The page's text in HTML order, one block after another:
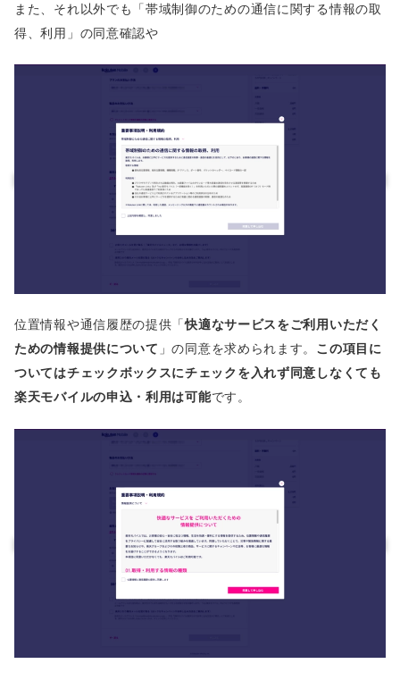
また、それ以外でも「帯域制御のための通信に関する情報の取
得、利用」の同意確認や
位置情報や通信履歴の提供「快適なサービスをご利用いただく
ための情報提供について 」の同意を求められます。 この項目に
ついてはチェックボックスにチェックを入れず同意しなくても
楽天モバイルの申込・利用は可能です。